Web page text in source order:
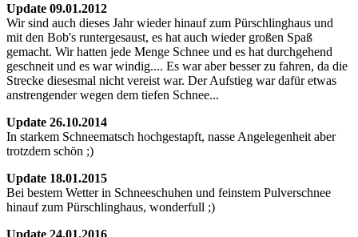
Update 09.01.2012
Wir sind auch dieses Jahr wieder hinauf zum Pürschlinghaus und
mit den Bob's runtergesaust, es hat auch wieder großen Spaß
gemacht. Wir hatten jede Menge Schnee und es hat durchgehend
geschneit und es war windig.... Es war aber besser zu fahren, da die
Strecke diesesmal nicht vereist war. Der Aufstieg war dafür etwas
anstrengender wegen dem tiefen Schnee...
Update 26.10.2014
In starkem Schneematsch hochgestapft, nasse Angelegenheit aber
trotzdem schön ;)
Update 18.01.2015
Bei bestem Wetter in Schneeschuhen und feinstem Pulverschnee
hinauf zum Pürschlinghaus, wonderfull ;)
Update 24.01.2016